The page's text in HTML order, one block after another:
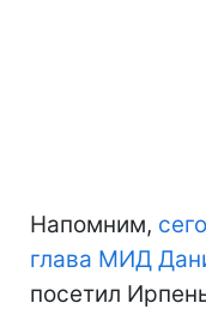
Напомним,
глава МИД
посетил